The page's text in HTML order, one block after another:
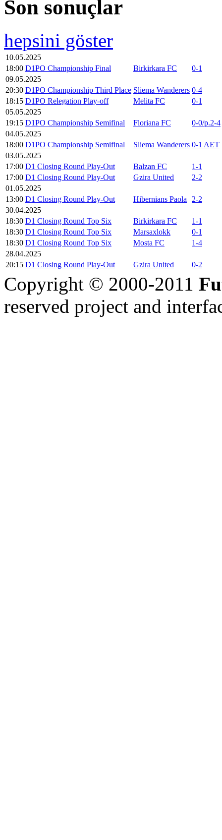
Son sonuçlar
hepsini göster
10.05.2025
18:00 D1PO Championship Final Birkirkara FC
0-1
09.05.2025
20:30 D1PO Championship Third Place Sliema Wanderers 0-4
18:15 D1PO Relegation Play-off Melita FC
0-1
05.05.2025
19:15 D1PO Championship Semifinal Floriana FC
0-0/p.2-4
04.05.2025
18:00 D1PO Championship Semifinal Sliema Wanderers 0-1 AET
03.05.2025
17:00 D1 Closing Round Play-Out Balzan FC
1-1
17:00 D1 Closing Round Play-Out Gzira United
2-2
01.05.2025
13:00 D1 Closing Round Play-Out Hibernians Paola
2-2
30.04.2025
18:30 D1 Closing Round Top Six Birkirkara FC
1-1
18:30 D1 Closing Round Top Six Marsaxlokk
0-1
18:30 D1 Closing Round Top Six Mosta FC
1-4
28.04.2025
20:15 D1 Closing Round Play-Out Gzira United 0-2
Copyright © 2000-2011
reserved project and